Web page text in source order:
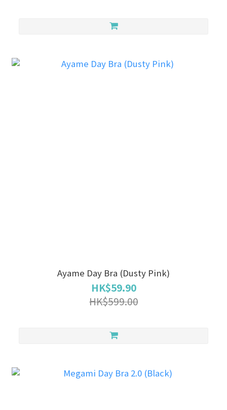
Ayame Day Bra (Dusty Pink)
HK$59.90
HK$599.00